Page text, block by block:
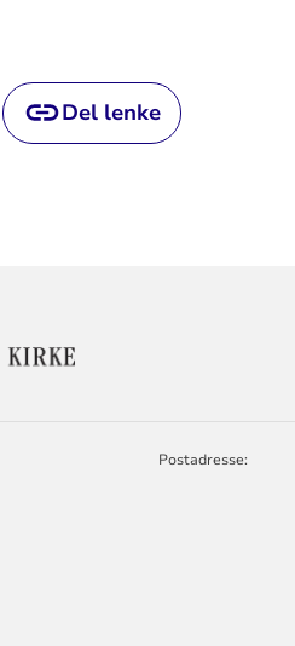
Del lenke
KONTAKTINFORMASJON
Postadresse: